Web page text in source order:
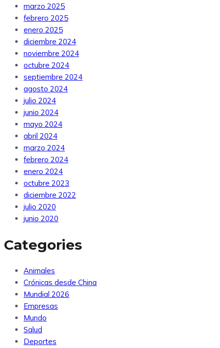
marzo 2025
febrero 2025
enero 2025
diciembre 2024
noviembre 2024
octubre 2024
septiembre 2024
agosto 2024
julio 2024
junio 2024
mayo 2024
abril 2024
marzo 2024
febrero 2024
enero 2024
octubre 2023
diciembre 2022
julio 2020
junio 2020
Categories
Animales
Crónicas desde China
Mundial 2026
Empresas
Mundo
Salud
Deportes